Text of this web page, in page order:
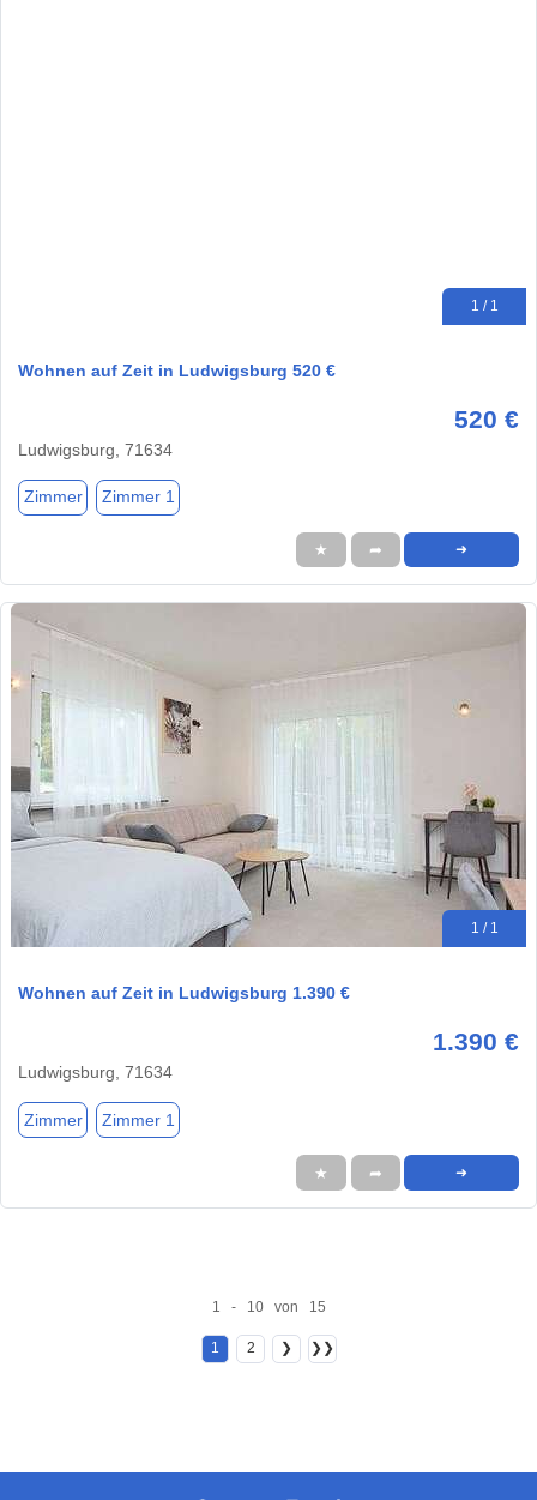
1 / 1
Wohnen auf Zeit in Ludwigsburg 520 €
520 €
Ludwigsburg, 71634
Zimmer Zimmer 1
★ ➦ ➜
1 / 1
Wohnen auf Zeit in Ludwigsburg 1.390 €
1.390 €
Ludwigsburg, 71634
Zimmer Zimmer 1
★ ➦ ➜
1 - 10 von 15
1 2 ❯ ❯❯